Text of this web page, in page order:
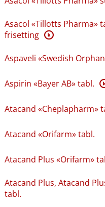
Asacol «Tillotts Pharma»
frisetting K
Aspaveli «Swedish
Aspirin «Bayer AB» tabl. K
Atacand «Cheplapharm»
Atacand «Orifarm» tabl.
Atacand Plus «Orifarm»
Atacand Plus, Atacand
tabl.